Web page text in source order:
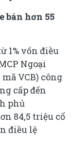
bán hơn 55
1% vốn điều
Ngoại
VCB) công
cấp đến
phủ
84,5 triệu cổ
điều lệ